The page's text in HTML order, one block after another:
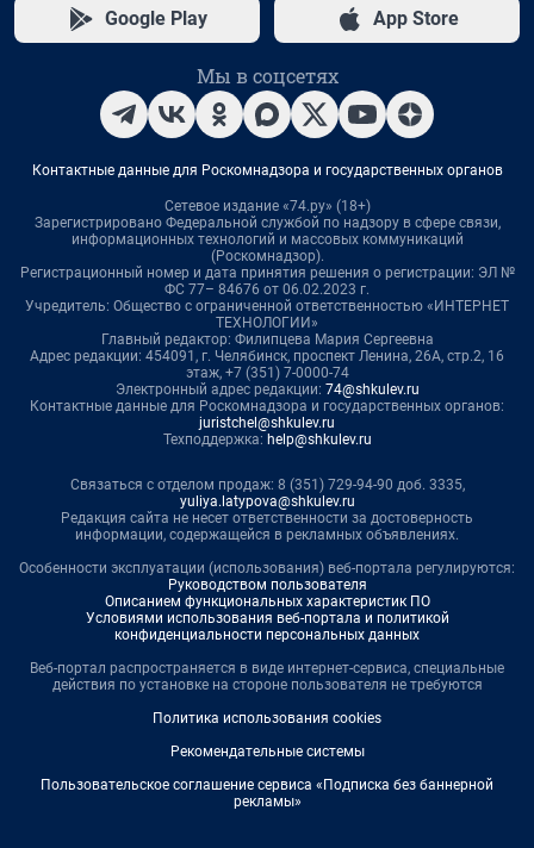
Google Play App Store
Мы в соцсетях
Контактные данные для Роскомнадзора и государственных органов
Сетевое издание «74.ру» (18+)
Зарегистрировано Федеральной службой по надзору в сфере связи,
информационных технологий и массовых коммуникаций
(Роскомнадзор).
Регистрационный номер и дата принятия решения о регистрации: ЭЛ №
ФС 77– 84676 от 06.02.2023 г.
Учредитель: Общество с ограниченной ответственностью «ИНТЕРНЕТ
ТЕХНОЛОГИИ»
Главный редактор: Филипцева Мария Сергеевна
Адрес редакции: 454091, г. Челябинск, проспект Ленина, 26А, стр.2, 16
этаж, +7 (351) 7-0000-74
Электронный адрес редакции: 74@shkulev.ru
Контактные данные для Роскомнадзора и государственных органов:
juristchel@shkulev.ru
Техподдержка: help@shkulev.ru
Связаться с отделом продаж: 8 (351) 729-94-90 доб. 3335,
yuliya.latypova@shkulev.ru
Редакция сайта не несет ответственности за достоверность
информации, содержащейся в рекламных объявлениях.
Особенности эксплуатации (использования) веб-портала регулируются:
Руководством пользователя
Описанием функциональных характеристик ПО
Условиями использования веб-портала и политикой
конфиденциальности персональных данных
Веб-портал распространяется в виде интернет-сервиса, специальные
действия по установке на стороне пользователя не требуются
Политика использования cookies
Рекомендательные системы
Пользовательское соглашение сервиса «Подписка без баннерной
рекламы»